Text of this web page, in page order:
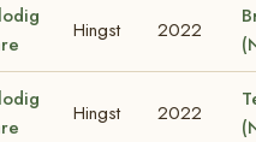
Hingst 2022
Hingst 2022